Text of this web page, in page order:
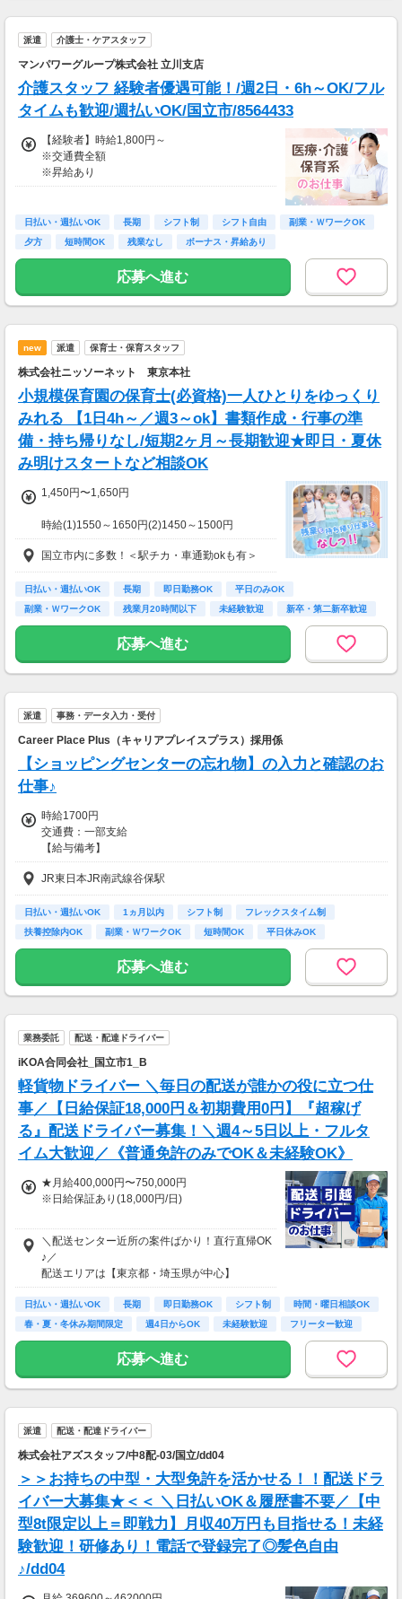
＊現金手渡し・日払いご相談OK
＊前払い制度あり（稼働分のみ）
【日収例】
1万9000円
【月額報酬例】
売上65万2800円(1個160円×170個×24日)×90％
※上記は一例です。
派遣 介護士・ケアスタッフ
マンパワーグループ株式会社 立川支店
介護スタッフ 経験者優遇可能！/週2日・6h～OK/フル
タイムも歓迎/週払いOK/国立市/8564433
【経験者】時給1,800円～
※交通費全額
※昇給あり
◎日勤／経験者の場合
・日収(1,800*8)円（時給1,800円×8h）
※資格手当あり（時給50円～UP/資格の種類に
よって異なる）
※週払いOK（規定あり）
→金曜日締め最短翌週火曜日にお給料GET♪
（稼働開始時は手続き完了次第となります）
交通費：別途全額支給
※車・バイク通勤に関して施設により異なる場
日払い・週払いOK 長期 シフト制 シフト自由
副業・ＷワークOK
夕方
短時間OK 残業なし ボーナス・昇給あり
応募へ進む
new 派遣 保育士・保育スタッフ
株式会社ニッソーネット 東京本社
小規模保育園の保育士(必資格)一人ひとりをゆっくり
みれる 【1日4h～／週3～ok】書類作成・行事の準
備・持ち帰りなし/短期2ヶ月～長期歓迎★即日・夏休
み明けスタートなど相談OK
1,450円〜1,650円
時給(1)1550～1650円(2)1450～1500円
(1)週40ｈ以上
(2)週40ｈ未満
【月収例】
290400円（時給1650円×8h×22日)
★シフト例：9-18時、7-11時、8-12時、9-16時
など
★短期2ヶ月～長期歓迎！
国立市内に多数！＜駅チカ・車通勤okも有＞
日払い・週払いOK 長期 即日勤務OK
平日のみOK
副業・ＷワークOK
残業月20時間以下 未経験歓迎
新卒・第二新卒歓迎
フリーター歓迎
応募へ進む
派遣 事務・データ入力・受付
Career Place Plus（キャリアプレイスプラス）採用係
【ショッピングセンターの忘れ物】の入力と確認のお
仕事♪
時給1700円
交通費：一部支給
【給与備考】
■昇給あり
■日払い・週払い・先払いもOK
■充実の研修あり◎
座学1ヵ月（もちろん給与は同じ）を含む、
”超”丁寧な研修を行っています！
一切ありません。
ご安心くださいね！
毎月季節のイベントがたくさん。
急な出費でお財布がピンチ！！
即払い・週払い制度があるので安心♪
お気軽にご相談ください☆
【交通費備考】
JR東日本JR南武線谷保駅
日払い・週払いOK 1ヵ月以内 シフト制
フレックスタイム制
扶養控除内OK
副業・ＷワークOK 短時間OK
平日休みOK
完全週休2日制 (土…
応募へ進む
業務委託 配送・配達ドライバー
iKOA合同会社_国立市1_B
軽貨物ドライバー ＼毎日の配送が誰かの役に立つ仕
事／【日給保証18,000円＆初期費用0円】『超稼げ
る』配送ドライバー募集！＼週4～5日以上・フルタ
イム大歓迎／《普通免許のみでOK＆未経験OK》
★月給400,000円〜750,000円
※日給保証あり(18,000円/日)
【給与備考】
◆大手ネット通販の軽貨物配送
日給2万円～2万5,000円以上稼ぐことも可能♪
※配送業者により日給額の変動あり
※日給保証はどの業者でも一律18,000円です
▼平均月収40万円～75万円！
◎22歳男性：月収403,000円（19,000円×21
日）
◎24歳女性：月収418,000円（19,000円×22
日）
◎27歳男性：月収552,000円（23,000円×24
日）
初心者でも始めやすいコース、しっかり稼げる
コース
ご案内できますよ！
配達のコツもしっかり伝授するので一緒に頑張
りましょう！
＼配送センター近所の案件ばかり！直行直帰OK
♪／
配送エリアは【東京都・埼玉県が中心】
◆配送ノルマ、リスクなし！
◆出社不要
東京都小金井市中町３丁目２４番４号
※配送センター近所の案件が多く、好きな案件
を選べます♪
日払い・週払いOK 長期 即日勤務OK シフト制
時間・曜日相談OK
春・夏・冬休み期間限定
週4日からOK 未経験歓迎 フリーター歓迎
応募へ進む
派遣 配送・配達ドライバー
株式会社アズスタッフ/中8配-03/国立/dd04
＞＞お持ちの中型・大型免許を活かせる！！配送ドラ
イバー大募集★＜＜ ＼日払いOK＆履歴書不要／【中
型8t限定以上＝即戦力】月収40万円も目指せる！未経
験歓迎！研修あり！電話で登録完了◎髪色自由
♪/dd04